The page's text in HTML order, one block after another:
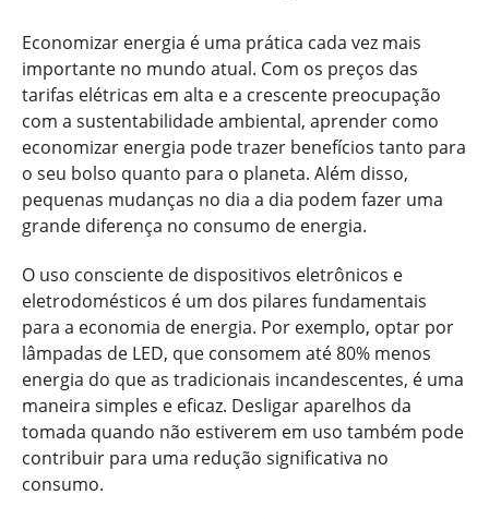
Economizar energia é uma prática cada vez mais
importante no mundo atual. Com os preços das
tarifas elétricas em alta e a crescente preocupação
com a sustentabilidade ambiental, aprender como
economizar energia pode trazer benefícios tanto para
o seu bolso quanto para o planeta. Além disso,
pequenas mudanças no dia a dia podem fazer uma
grande diferença no consumo de energia.
O uso consciente de dispositivos eletrônicos e
eletrodomésticos é um dos pilares fundamentais
para a economia de energia. Por exemplo, optar por
lâmpadas de LED, que consomem até 80% menos
energia do que as tradicionais incandescentes, é uma
maneira simples e eficaz. Desligar aparelhos da
tomada quando não estiverem em uso também pode
contribuir para uma redução significativa no
consumo.